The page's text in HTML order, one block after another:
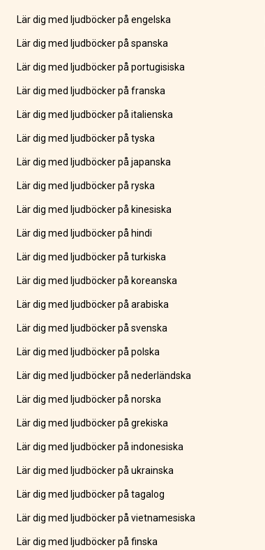
Lär dig med ljudböcker på engelska
Lär dig med ljudböcker på spanska
Lär dig med ljudböcker på portugisiska
Lär dig med ljudböcker på franska
Lär dig med ljudböcker på italienska
Lär dig med ljudböcker på tyska
Lär dig med ljudböcker på japanska
Lär dig med ljudböcker på ryska
Lär dig med ljudböcker på kinesiska
Lär dig med ljudböcker på hindi
Lär dig med ljudböcker på turkiska
Lär dig med ljudböcker på koreanska
Lär dig med ljudböcker på arabiska
Lär dig med ljudböcker på svenska
Lär dig med ljudböcker på polska
Lär dig med ljudböcker på nederländska
Lär dig med ljudböcker på norska
Lär dig med ljudböcker på grekiska
Lär dig med ljudböcker på indonesiska
Lär dig med ljudböcker på ukrainska
Lär dig med ljudböcker på tagalog
Lär dig med ljudböcker på vietnamesiska
Lär dig med ljudböcker på finska